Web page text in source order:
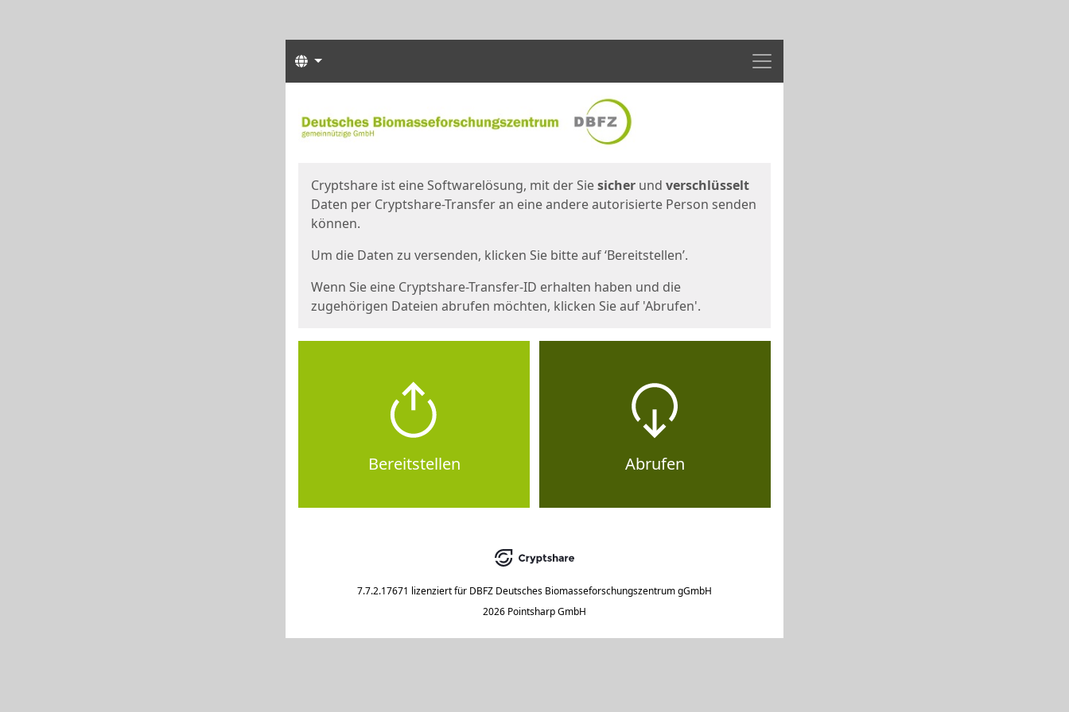
Menü
Sprachen
Cryptshare ist eine Softwarelösung, mit der Siesicher und verschlüsselt
Daten per Cryptshare-Transfer an eine andere autorisierte Person senden
können.
Um die Daten zu versenden, klicken Sie bitte auf ‘Bereitstellen’.
Wenn Sie eine Cryptshare-Transfer-ID erhalten haben und die
zugehörigen Dateien abrufen möchten, klicken Sie auf 'Abrufen'.
Bereitstellen Abrufen
7.7.2.17671 lizenziert für DBFZ Deutsches Biomasseforschungszentrum gGmbH
2026 Pointsharp GmbH